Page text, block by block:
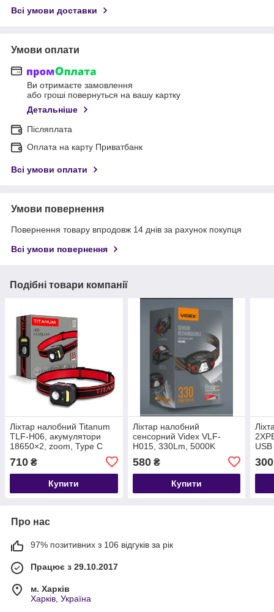
Всі умови доставки
Умови оплати
Ви отримаєте замовлення
або гроші повернуться на вашу картку
Детальніше
Післяплата
Оплата на карту Приватбанк
Всі умови оплати
Умови повернення
Повернення товару впродовж 14 днів за рахунок покупця
Всі умови повернення
Подібні товари компанії
Ліхтар налобний Titanum
TLF-H06, акумулятори
18650×2, zoom, Type C
710 ₴
Купити
Ліхтар налобний
сенсорний Videx VLF-
H015, 330Lm, 5000K
580₴
Купити
300
Про нас
97% позитивних з 106 відгуків за рік
Працює з 29.10.2017
м. Харків
Харків, Україна